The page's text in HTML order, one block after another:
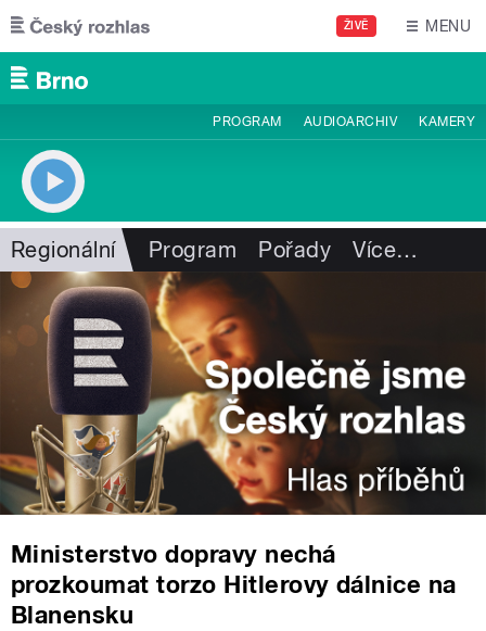
Přejít k hlavnímu obsahu
ŽIVĚ MENU
PROGRAM AUDIOARCHIV KAMERY
Regionální Program Pořady Více…
Ministerstvo dopravy nechá
prozkoumat torzo Hitlerovy dálnice na
Blanensku